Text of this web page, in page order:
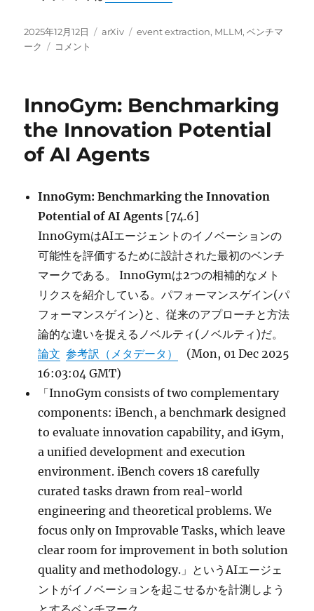
投
稿
2025年12月12日
カ
arXiv
タ
event extraction, MLLM,ベンチマ
ーク
EventBench:
of
based
MLLMs
に
コメント
InnoGym: Benchmarking
the Innovation Potential
of AI Agents
InnoGym: Benchmarking the Innovation
Potential of AI Agents [74.6]
InnoGymはAIエージェントのイノベーションの
可能性を評価するために設計された最初のベンチ
マークである。 InnoGymは2つの相補的なメト
リクスを紹介している。パフォーマンスゲイン(パ
フォーマンスゲイン)と、従来のアプローチと方法
論的な違いを捉えるノベルティ(ノベルティ)だ。
論文 参考訳（メタデータ）
(Mon, 01 Dec 2025
16:03:04 GMT)
「InnoGym consists of two complementary
components: iBench, a benchmark designed
to evaluate innovation capability, and iGym,
a unified development and execution
environment. iBench covers 18 carefully
curated tasks drawn from real-world
engineering and theoretical problems. We
focus only on Improvable Tasks, which leave
clear room for improvement in both solution
quality and methodology.」というAIエージェ
ントがイノベーションを起こせるかを計測しよう